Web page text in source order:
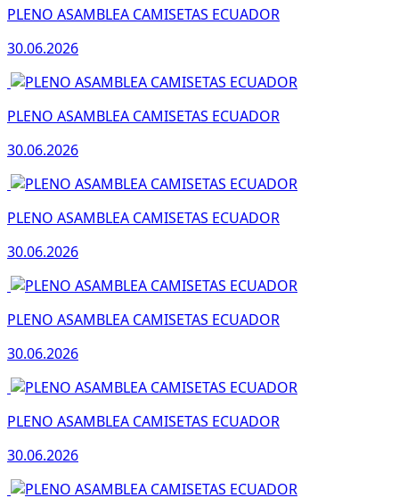
PLENO ASAMBLEA CAMISETAS ECUADOR
30.06.2026
PLENO ASAMBLEA CAMISETAS ECUADOR
30.06.2026
PLENO ASAMBLEA CAMISETAS ECUADOR
30.06.2026
PLENO ASAMBLEA CAMISETAS ECUADOR
30.06.2026
PLENO ASAMBLEA CAMISETAS ECUADOR
30.06.2026